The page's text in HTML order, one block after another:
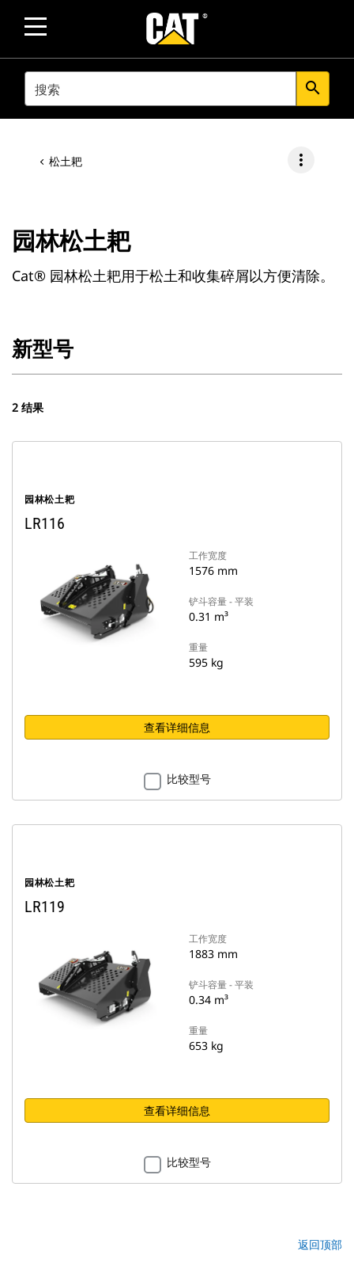
SEARCH search
松土耙 more_vert
园林松土耙
Cat® 园林松土耙用于松土和收集碎屑以方便清除。
新型号
2 结果
园林松土耙
LR116
工作宽度
1576 mm
铲斗容量 - 平装
0.31 m³
重量
595 kg
查看详细信息
比较型号
园林松土耙
LR119
工作宽度
1883 mm
铲斗容量 - 平装
0.34 m³
重量
653 kg
查看详细信息
比较型号
返回顶部